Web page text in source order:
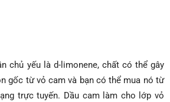
chủ yếu là d-limonene, chất có thể gây
gốc từ vỏ cam và bạn có thể mua nó từ
trực tuyến. Dầu cam làm cho lớp vỏ